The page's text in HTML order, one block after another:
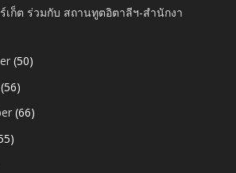
เก็ต ร่วมกับ สถานทูตอิตาลีฯ-สำนักงา
(50)
(56)
(66)